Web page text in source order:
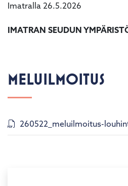
Imatralla 26.5.2026
IMATRAN SEUDUN
MELUILMOITUS
260522_meluilmoitus-